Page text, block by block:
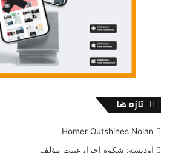
تازه ها
Homer Outshines Nolan
اودیسه: شکوه اجرا، غیبت مؤلف